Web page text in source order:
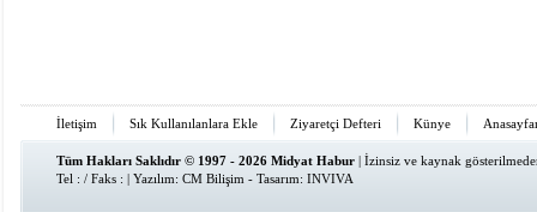
İletişim Sık Kullanılanlara Ekle Ziyaretçi Defteri Künye
Tüm Hakları Saklıdır © 1997 - 2026 Midyat Habur | İzinsiz ve kaynak
Tel : / Faks : | Yazılım: CM Bilişim - Tasarım: INVIVA